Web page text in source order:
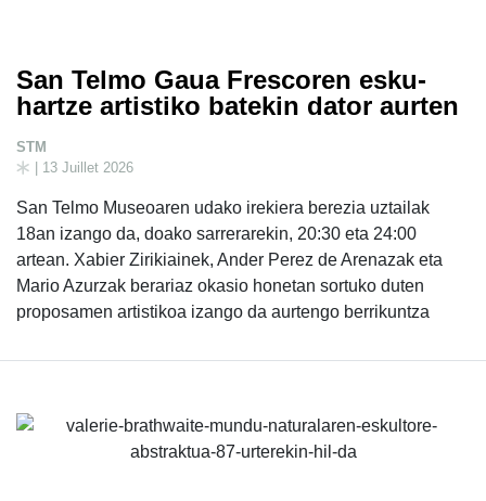
San Telmo Gaua Frescoren esku-
hartze artistiko batekin dator aurten
STM
| 13 Juillet 2026
San Telmo Museoaren udako irekiera berezia uztailak
18an izango da, doako sarrerarekin, 20:30 eta 24:00
artean. Xabier Zirikiainek, Ander Perez de Arenazak eta
Mario Azurzak berariaz okasio honetan sortuko duten
proposamen artistikoa izango da aurtengo berrikuntza